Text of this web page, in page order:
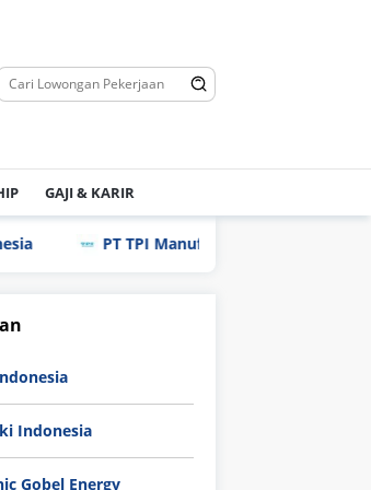
GAJI & KARIR
PT TPI Manufacturing Indonesia
Indonesia
Gobel Energy